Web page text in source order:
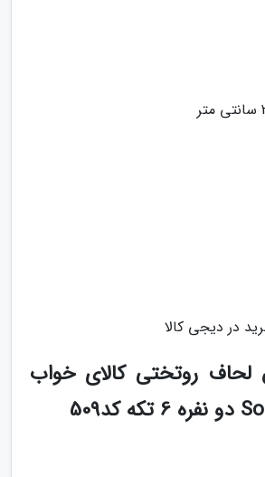
در دیجی کالا
روتختی کالای خواب